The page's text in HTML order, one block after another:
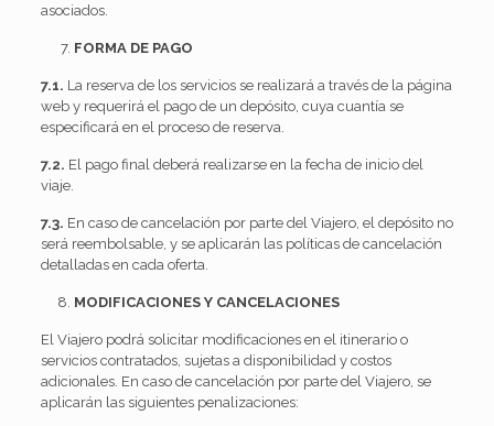
asociados.
FORMA DE PAGO
7.1. La reserva de los servicios se realizará a través de la página
web y requerirá el pago de un depósito, cuya cuantía se
especificará en el proceso de reserva.
7.2. El pago final deberá realizarse en la fecha de inicio del
viaje.
7.3. En caso de cancelación por parte del Viajero, el depósito no
será reembolsable, y se aplicarán las políticas de cancelación
detalladas en cada oferta.
MODIFICACIONES Y CANCELACIONES
El Viajero podrá solicitar modificaciones en el itinerario o
servicios contratados, sujetas a disponibilidad y costos
adicionales. En caso de cancelación por parte del Viajero, se
aplicarán las siguientes penalizaciones: